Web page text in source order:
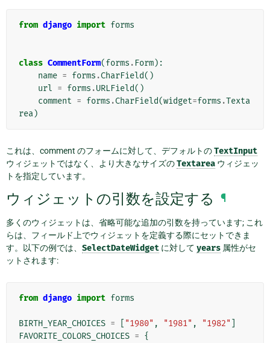
from django import forms
class CommentForm(forms . Form):
name = forms .CharField()
url = forms .URLField()
comment = forms .CharField(widget=forms .Texta
rea)
これは、comment のフォームに対して、デフォルトのTextInput
ウィジェットではなく、より大きなサイズのTextarea ウィジェッ
トを指定しています。
ウィジェットの引数を設定する ¶
多くのウィジェットは、省略可能な追加の引数を持っています; これ
らは、フィールド上でウィジェットを定義する際にセットできま
す。以下の例では、 SelectDateWidget に対して years 属性がセ
ットされます:
from django import forms
BIRTH_YEAR_CHOICES = "1980" , "1981" , "1982"
FAVORITE_COLORS_CHOICES = {